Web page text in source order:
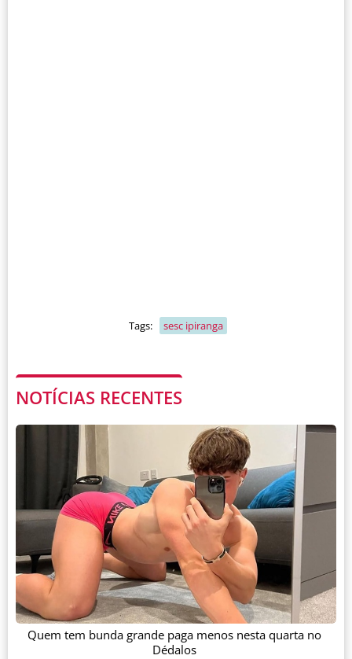
Tags: sesc ipiranga
NOTÍCIAS RECENTES
Quem tem bunda grande paga menos nesta quarta no
Dédalos